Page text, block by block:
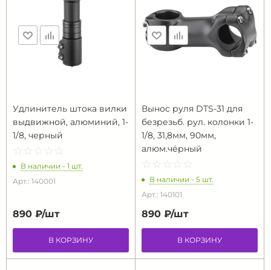
Удлинитель штока вилки
выдвижной, алюминий, 1-
1/8, черный
☆ ☆ ☆ ☆ ☆
★ ★ ★ ★ ★
В наличии - 1 шт.
Арт.: 140001
890 ₽/шт
В КОРЗИНУ
Вынос руля DTS-31 для
безрезьб. рул. колонки 1-
1/8, 31,8мм, 90мм,
алюм.чёрный
☆ ☆ ☆ ☆ ☆
★ ★ ★ ★ ★
В наличии - 5 шт.
Арт.: 140101
890 ₽/шт
В КОРЗИНУ